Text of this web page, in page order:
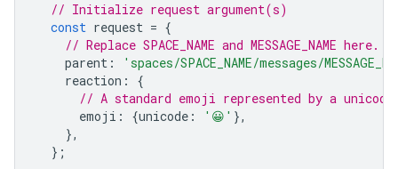
// Initialize request argument(s)
const request = {
// Replace SPACE_NAME and MESSAGE_NAME here.
parent :
'spaces/SPACE_NAME/messages/
reaction :
{
// A standard emoji represented by a
emoji : {unicode : '😀' },
},
};